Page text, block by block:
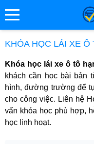
menu
KHÓA HỌC LÁI XE
Khóa học lái xe ô tô
khách cần học bài bản
hình, đường trường để
cho công việc. Liên hệ
vấn khóa học phù hợp,
học linh hoạt.